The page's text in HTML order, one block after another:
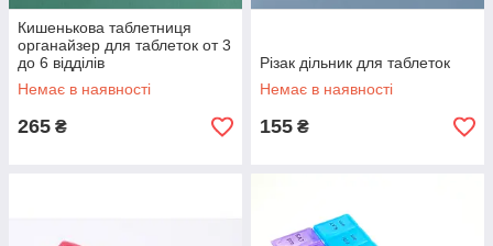
Кишенькова таблетниця
органайзер для таблеток от 3
до 6 відділів
Немає в наявності
265 ₴
Різак дільник для таблеток
Немає в наявності
155 ₴